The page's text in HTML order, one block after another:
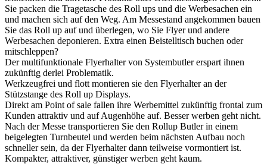
Sie packen die Tragetasche des Roll ups und die Werbesachen ein
und machen sich auf den Weg. Am Messestand angekommen bauen
Sie das Roll up auf und überlegen, wo Sie Flyer und andere
Werbesachen deponieren. Extra einen Beistelltisch buchen oder
mitschleppen?
Der multifunktionale Flyerhalter von Systembutler erspart ihnen
zukünftig derlei Problematik.
Werkzeugfrei und flott montieren sie den Flyerhalter an der
Stützstange des Roll up Displays.
Direkt am Point of sale fallen ihre Werbemittel zukünftig frontal zum
Kunden attraktiv und auf Augenhöhe auf. Besser werben geht nicht.
Nach der Messe transportieren Sie den Rollup Butler in einem
beigelegten Turnbeutel und werden beim nächsten Aufbau noch
schneller sein, da der Flyerhalter dann teilweise vormontiert ist.
Kompakter, attraktiver, günstiger werben geht kaum.